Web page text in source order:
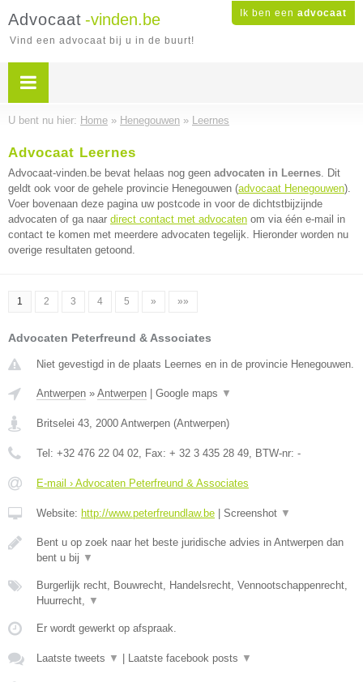
Ik ben een advocaat
Advocaat -vinden.be
Vind een advocaat bij u in de buurt!
U bent nu hier: Home » Henegouwen » Leernes
Advocaat Leernes
Advocaat-vinden.be bevat helaas nog geen advocaten in Leernes. Dit
geldt ook voor de gehele provincie Henegouwen (advocaat Henegouwen).
Voer bovenaan deze pagina uw postcode in voor de dichtstbijzijnde
advocaten of ga naar direct contact met advocaten om via één e-mail in
contact te komen met meerdere advocaten tegelijk. Hieronder worden nu
overige resultaten getoond.
1 2 3 4 5 » »»
Advocaten Peterfreund & Associates
Niet gevestigd in de plaats Leernes en in de provincie Henegouwen.
Antwerpen » Antwerpen Google maps ▼
Britselei 43, 2000 Antwerpen (Antwerpen)
Tel: +32 476 22 04 02, Fax: + 32 3 435 28 49, BTW-nr: -
E-mail › Advocaten Peterfreund & Associates
Website: http://www.peterfreundlaw.be Screenshot ▼
Bent u op zoek naar het beste juridische advies in Antwerpen dan
bent u bij ▼
Burgerlijk recht, Bouwrecht, Handelsrecht, Vennootschappenrecht,
Huurrecht, ▼
Er wordt gewerkt op afspraak.
Laatste tweets ▼ Laatste facebook posts ▼